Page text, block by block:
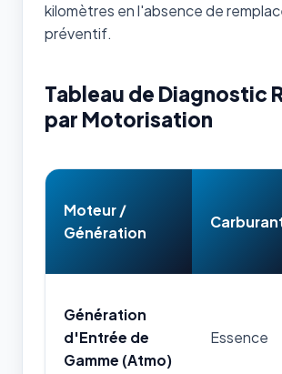
kilomètres en l'absence de
préventif.
Tableau de Diagnostic
par Motorisation
Moteur /
Génération
Génération
d'Entrée de
Gamme (Atmo)
Essence